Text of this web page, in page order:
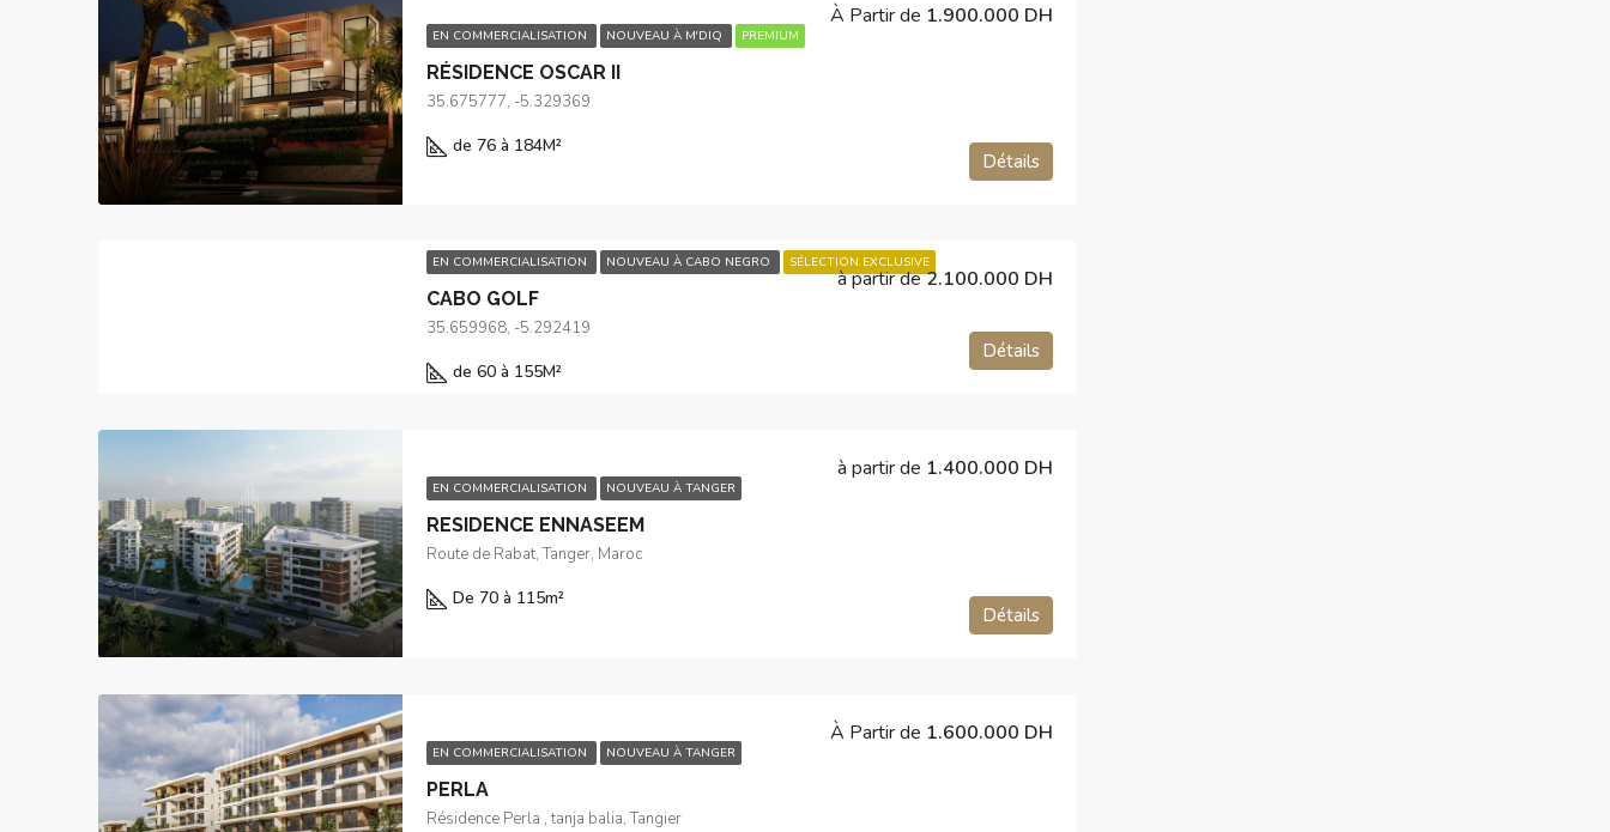
EN COMMERCIALISATION NOUVEAU À M'DIQ PREMIUM
RÉSIDENCE OSCAR II
À Partir de 1.900.000 DH
35.675777, -5.329369
de 76 à 184M²
Détails
EN COMMERCIALISATION NOUVEAU À CABO NEGRO SÉLECTION EXCLUSIVE
CABO GOLF
à partir de2.100.000 DH
35.659968, -5.292419
de 60 à 155M²
Détails
EN COMMERCIALISATION NOUVEAU À TANGER
RESIDENCE ENNASEEM
à partir de 1.400.000 DH
Route de Rabat, Tanger, Maroc
De 70 à 115m²
Détails
EN COMMERCIALISATION NOUVEAU À TANGER
PERLA
À Partir de 1.600.000 DH
Résidence Perla , tanja balia, Tangier